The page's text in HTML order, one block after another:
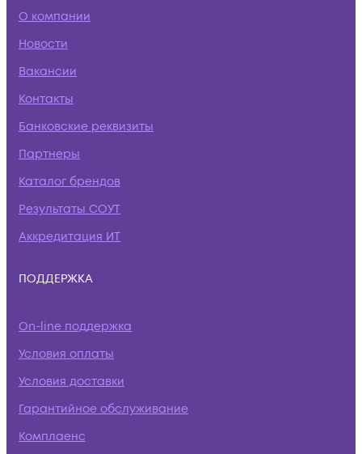
О компании
Новости
Вакансии
Контакты
Банковские реквизиты
Партнеры
Каталог брендов
Результаты СОУТ
Аккредитация ИТ
ПОДДЕРЖКА
On-line поддержка
Условия оплаты
Условия доставки
Гарантийное обслуживание
Комплаенс